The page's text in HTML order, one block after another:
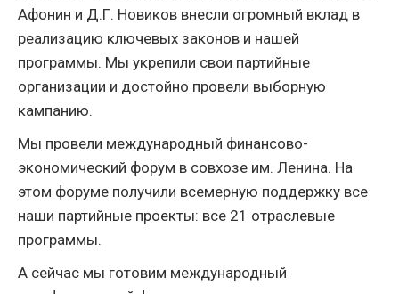
Афонин и Д.Г. Новиков внесли огромный вклад в
реализацию ключевых законов и нашей
программы. Мы укрепили свои партийные
организации и достойно провели выборную
кампанию.
Мы провели международный финансово-
экономический форум в совхозе им. Ленина. На
этом форуме получили всемерную поддержку все
наши партийные проекты: все 21 отраслевые
программы.
А сейчас мы готовим международный